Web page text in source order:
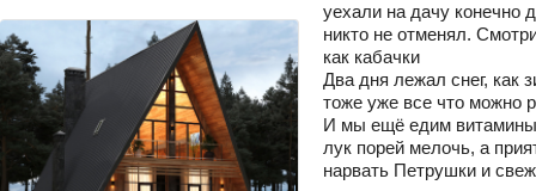
уехали на дачу конечно
никто не отменял.
как кабачки
Два дня лежал снег, как
тоже уже все что можно
И мы ещё едим витамины
лук порей мелочь, а
нарвать Петрушки и